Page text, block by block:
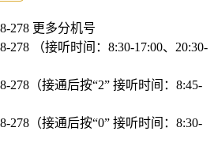
278 更多分机号
278 （接听时间：8:30-17:00、20:30-
278（接通后按“2” 接听时间：8:45-
278（接通后按“0” 接听时间：8:30-